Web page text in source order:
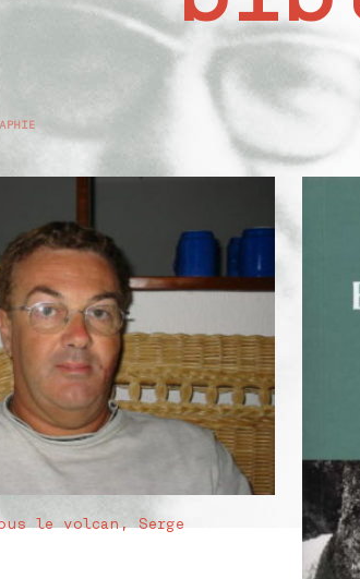
le volcan, Serge